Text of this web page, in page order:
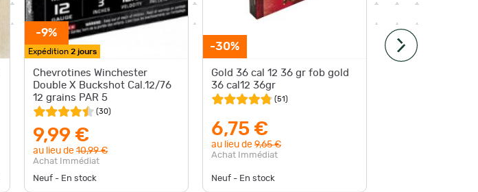
-9%
Expédition 2 jours
Chevrotines Winchester
Double X Buckshot Cal.12/76
12 grains PAR 5
(30)
9,99 €
au lieu de 10,99 €
Achat Immédiat
Neuf - En stock
-30%
Gold 36 cal 12 36 gr fob gold
36 cal12 36gr
(51 )
6,75 €
au lieu de 9,65 €
Achat Immédiat
Neuf - En stock